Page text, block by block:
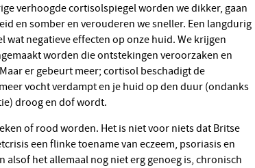
verhoogde cortisolspiegel worden we dikker, gaan
en somber en verouderen we sneller. Een langdurig
negatieve effecten op onze huid. We krijgen
worden die ontstekingen veroorzaken en
er gebeurt meer; cortisol beschadigt de
vocht verdampt en je huid op den duur (ondanks
droog en dof wordt.
een flinke toename van eczeem, psoriasis en
het allemaal nog niet erg genoeg is, chronisch